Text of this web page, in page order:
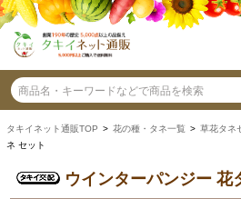
タキイネット通販TOP > 花の種・タネ一覧 > 草花タネ
ネ セット
ウインターパンジー 花